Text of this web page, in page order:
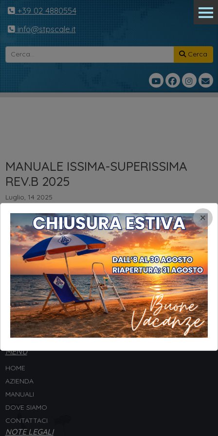
+39 02 4880554
info@stpscale.it
Cerca
MANUALE ISSIMA-SUPERISSIMA
REV.B 2025
Luglio, 14 2025
INFORMAZIONI
STP Srl
Via Galileo Galilei, 8
20057 Assago (MI) - ITALY
Tel. +39 02 4880554
P.IVA 02212270157
Codice Univoco SUBM70N
MENU
HOME
AZIENDA
MANUALI
DOVE SIAMO
CONTATTACI
NOTE LEGALI
×